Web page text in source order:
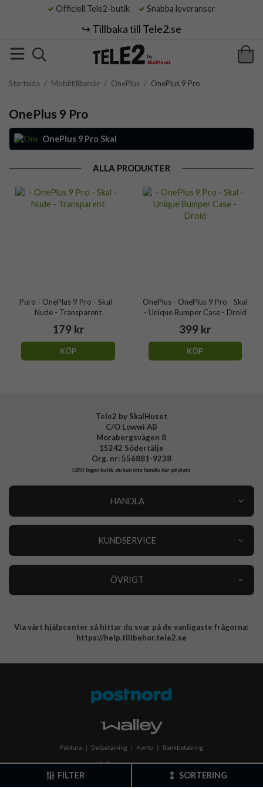
Officiell Tele2-butik Snabba leveranser
↪️ Tillbaka till Tele2.se
Startsida / Mobiltillbehör / OnePlus / OnePlus 9 Pro
OnePlus 9 Pro
OnePlus 9 Pro Skal
ALLA PRODUKTER
Puro - OnePlus 9 Pro - Skal -
Nude - Transparent
179 kr
KÖP
OnePlus - OnePlus 9 Pro - Skal
- Unique Bumper Case - Droid
399 kr
KÖP
FILTER SORTERING
Tele2 by SkalHuset
C/O Lowwi AB
Morabergsvägen 8
15242 Södertälje
Org. nr: 556881-9238
OBS!Ingen butik, du kan inte handla här på plats
HANDLA
KUNDSERVICE
ÖVRIGT
Integritetspolicy
Via vårt hjälpcenter så hittar du svar på de vanligaste frågorna:
https://help.tillbehor.tele2.se